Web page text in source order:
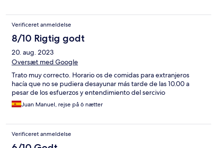
Verificeret anmeldelse
8/10 Rigtig godt
20. aug. 2023
Oversæt med Google
Trato muy correcto. Horario os de comidas para extranjeros
hacía que no se pudiera desayunar más tarde de las 10.00 a
pesar de los esfuerzos y entendimiento del sercivio
Juan Manuel, rejse på 6 nætter
Verificeret anmeldelse